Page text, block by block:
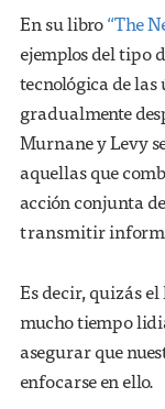
En su libro“The
ejemplos del tipo
tecnológica de las
gradualmente
Murnane y Levy
aquellas que
acción conjunta
transmitir
Es decir, quizás el
mucho tiempo
asegurar que
enfocarse en ello.